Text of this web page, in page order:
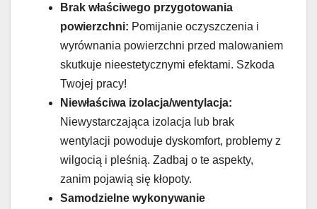
Brak właściwego przygotowania
powierzchni: Pomijanie oczyszczenia i
wyrównania powierzchni przed malowaniem
skutkuje nieestetycznymi efektami. Szkoda
Twojej pracy!
Niewłaściwa izolacja/wentylacja:
Niewystarczająca izolacja lub brak
wentylacji powoduje dyskomfort, problemy z
wilgocią i pleśnią. Zadbaj o te aspekty,
zanim pojawią się kłopoty.
Samodzielne wykonywanie